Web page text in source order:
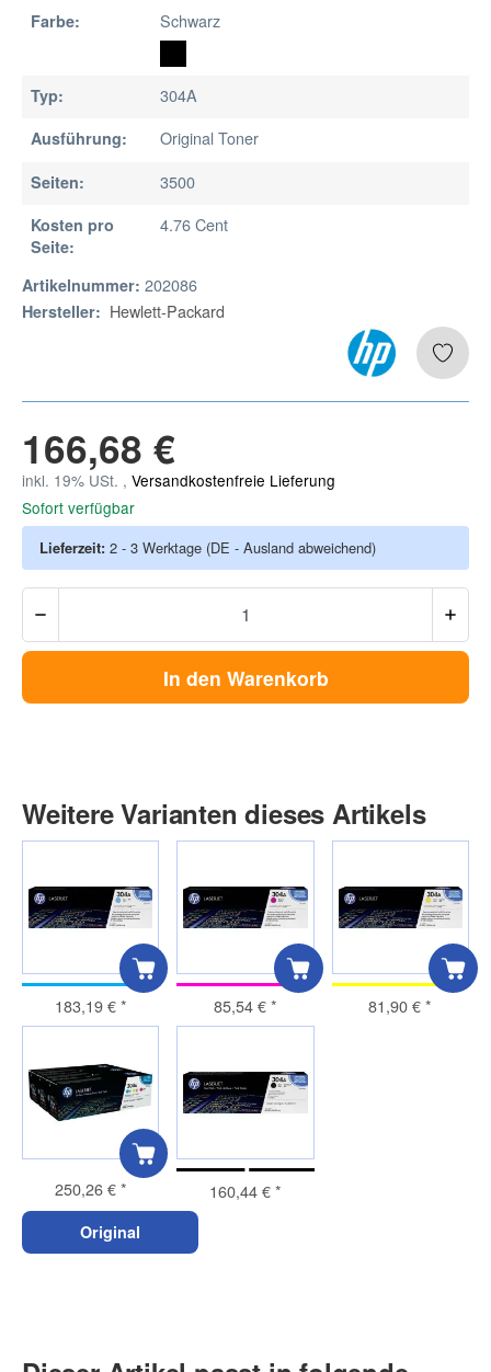
Farbe: Schwarz
Typ: 304A
Ausführung: Original Toner
Seiten: 3500
Kosten pro
Seite:
4.76 Cent
Artikelnummer: 202086
Hersteller: Hewlett-Packard
166,68 €
inkl. 19% USt. , Versandkostenfreie Lieferung
Sofort verfügbar
Lieferzeit: 2 - 3 Werktage (DE - Ausland abweichend)
In den Warenkorb
Weitere Varianten dieses Artikels
183,19 €* 85,54 €* 81,90 €*
250,26 €* 160,44 €*
Original